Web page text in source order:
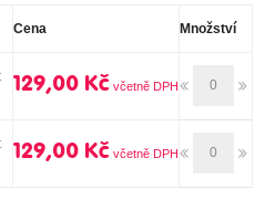
Cena Množství
129,00 Kč
129,00 Kč